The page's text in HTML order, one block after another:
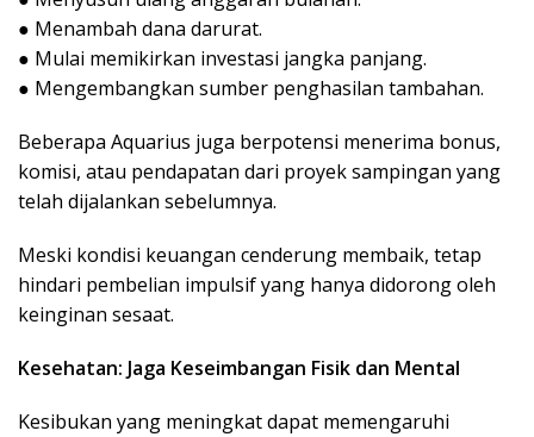
● Menambah dana darurat.
● Mulai memikirkan investasi jangka panjang.
● Mengembangkan sumber penghasilan tambahan.
Beberapa Aquarius juga berpotensi menerima bonus,
komisi, atau pendapatan dari proyek sampingan yang
telah dijalankan sebelumnya.
Meski kondisi keuangan cenderung membaik, tetap
hindari pembelian impulsif yang hanya didorong oleh
keinginan sesaat.
Kesehatan: Jaga Keseimbangan Fisik dan Mental
Kesibukan yang meningkat dapat memengaruhi